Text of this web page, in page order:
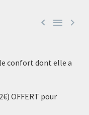
  
confort dont elle a
OFFERT pour